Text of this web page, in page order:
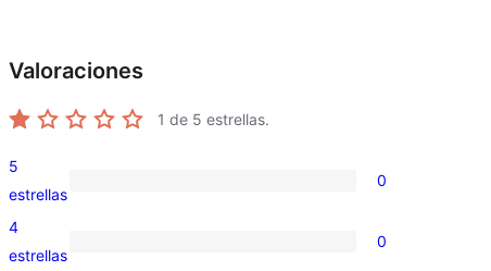
Valoraciones
1 de 5 estrellas.
0
valoraciones
de
5
estrellas
0
0
4
estrellas
0